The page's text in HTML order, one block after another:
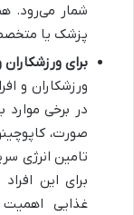
شمار می‌رود.
پزشک یا
برای
ورزشکاران و
در برخی موارد
صورت،
تامین انرژی
برای این
غذایی اهمیت